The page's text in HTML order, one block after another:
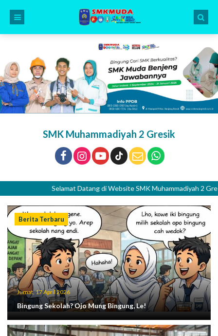
SMK Muhammadiyah 2 Gresik
Selamat Datang di Website SMK Muhammadiyah 2 Gresik.
Berita Terbaru
Jumat, 17 April 2026
Bingung Sekolah? Ojo Mung Bingung, Le!